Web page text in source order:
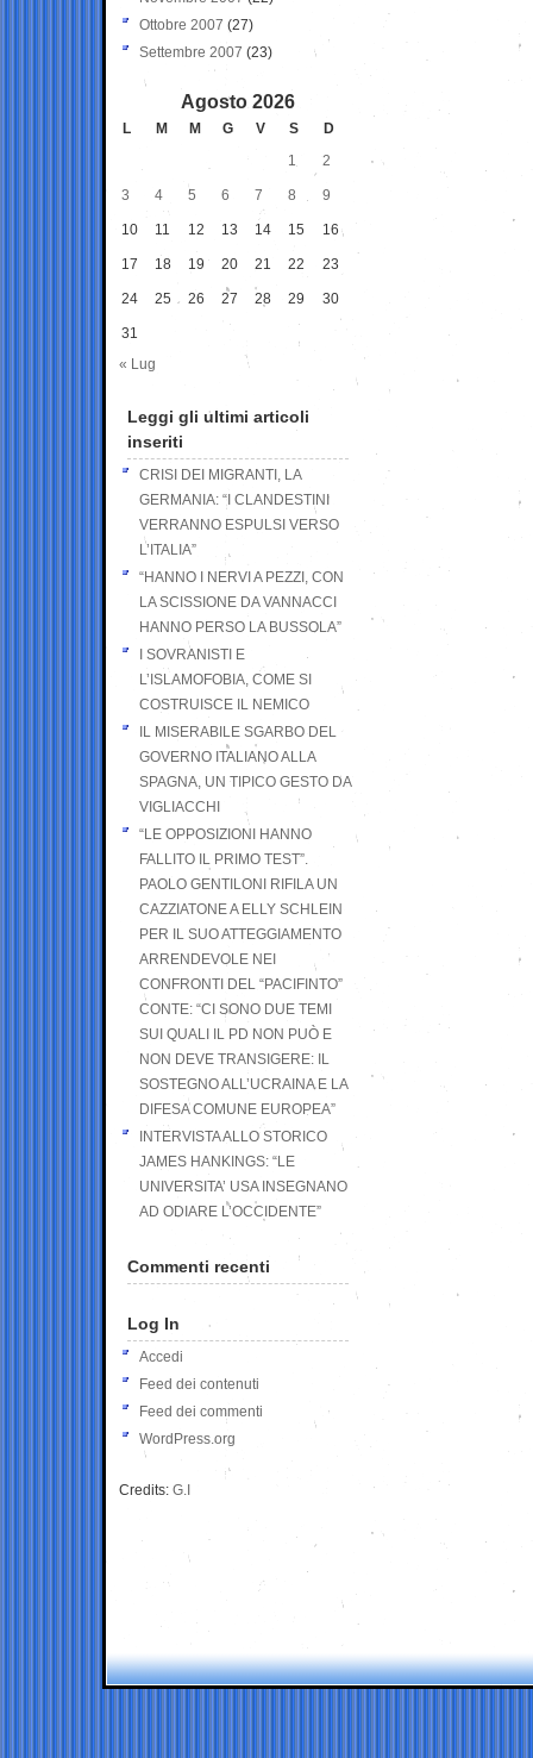
Ottobre 2007 (27)
Settembre 2007 (23)
Agosto 2026
L M M G V S
D
1
2
3 4 5 6 7 8 9
10 11 12 13 14 15 16
17 18 19 20 21 22 23
24 25 26 27 28 29 30
31
« Lug
Leggi gli ultimi articoli
inseriti
CRISI DEI MIGRANTI, LA
GERMANIA: “I CLANDESTINI
VERRANNO ESPULSI VERSO
L’ITALIA”
“HANNO I NERVI A PEZZI, CON
LA SCISSIONE DA VANNACCI
HANNO PERSO LA BUSSOLA”
I SOVRANISTI E
L’ISLAMOFOBIA, COME SI
COSTRUISCE IL NEMICO
IL MISERABILE SGARBO DEL
GOVERNO ITALIANO ALLA
SPAGNA, UN TIPICO GESTO DA
VIGLIACCHI
“LE OPPOSIZIONI HANNO
FALLITO IL PRIMO TEST”.
PAOLO GENTILONI RIFILA UN
CAZZIATONE A ELLY SCHLEIN
PER IL SUO ATTEGGIAMENTO
ARRENDEVOLE NEI
CONFRONTI DEL “PACIFINTO”
CONTE: “CI SONO DUE TEMI
SUI QUALI IL PD NON PUÒ E
NON DEVE TRANSIGERE: IL
SOSTEGNO ALL’UCRAINA E LA
DIFESA COMUNE EUROPEA”
INTERVISTA ALLO STORICO
JAMES HANKINGS: “LE
UNIVERSITA’ USA INSEGNANO
AD ODIARE L’OCCIDENTE”
Commenti recenti
Log In
Accedi
Feed dei contenuti
Feed dei commenti
WordPress.org
Credits: G.I